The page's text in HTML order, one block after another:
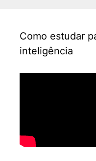
Como estudar
inteligência